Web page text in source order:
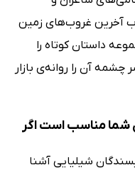
آخرین غروب‌های زمین
داستان کوتاه را
چشمه آن را روانه‌ی بازار
شما مناسب است اگر
شیلیایی آشنا